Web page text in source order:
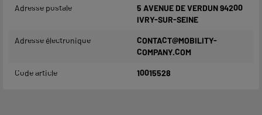
Adresse postale
5 AVENUE DE VERDUN 94200
IVRY-SUR-SEINE
Adresse électronique
CONTACT@MOBILITY-
COMPANY.COM
Code article 10015528